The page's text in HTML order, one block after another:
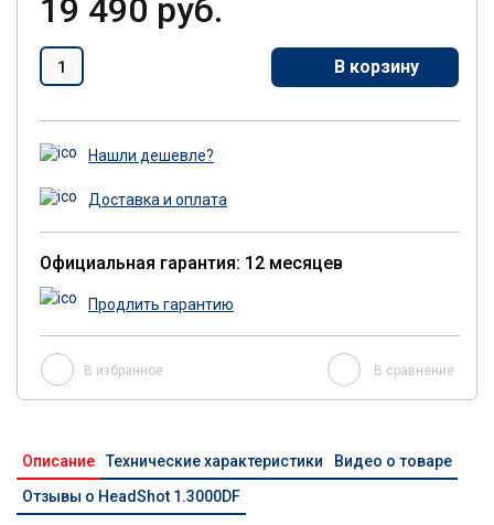
19 490 руб.
В корзину
Нашли дешевле?
Доставка и оплата
Официальная гарантия: 12 месяцев
Продлить гарантию
В избранное В сравнение
Описание Технические характеристики
Видео о товаре
Отзывы о HeadShot 1.3000DF